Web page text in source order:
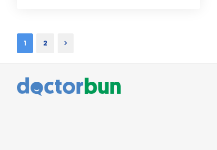
1 2